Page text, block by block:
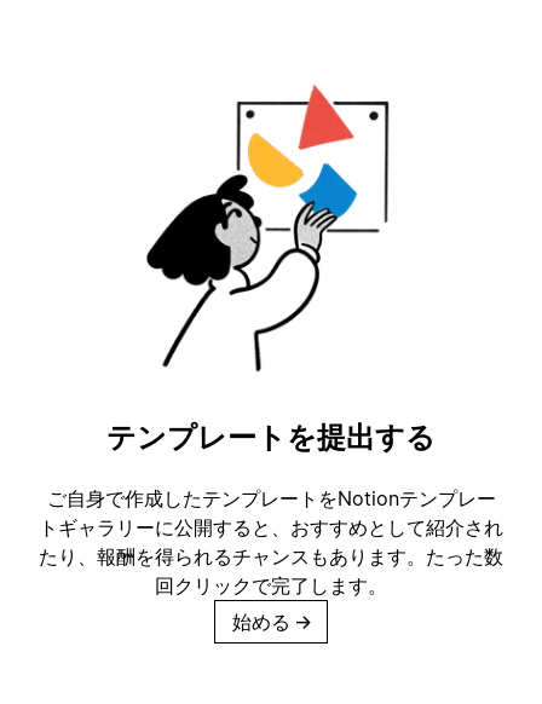
テンプレートを提出する
ご自身で作成したテンプレートをNotionテンプレー
トギャラリーに公開すると、おすすめとして紹介され
たり、報酬を得られるチャンスもあります。たった数
回クリックで完了します。
始める →